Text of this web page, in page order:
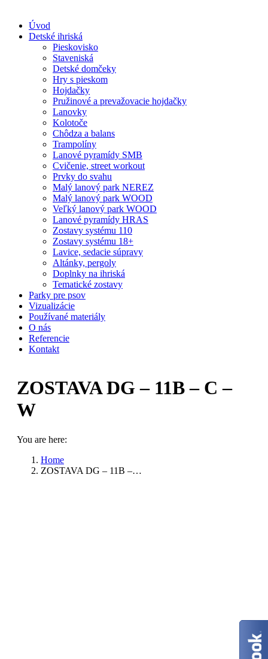
content
Úvod
Detské ihriská
Pieskovisko
Staveniská
Detské domčeky
Hry s pieskom
Hojdačky
Pružinové a prevažovacie hojdačky
Lanovky
Kolotoče
Chôdza a balans
Trampolíny
Lanové pyramídy SMB
Cvičenie, street workout
Prvky do svahu
Malý lanový park NEREZ
Malý lanový park WOOD
Veľký lanový park WOOD
Lanové pyramídy HRAS
Zostavy systému 110
Zostavy systému 18+
Lavice, sedacie súpravy
Altánky, pergoly
Doplnky na ihriská
Tematické zostavy
Parky pre psov
Vizualizácie
Používané materiály
O nás
Referencie
Kontakt
ZOSTAVA DG – 11B – C –
W
You are here:
Home
ZOSTAVA DG – 11B –…